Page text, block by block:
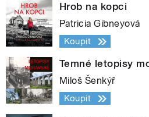
Hrob na kopci
Patricia Gibneyová
Koupit
Temné letopisy
Miloš Šenkýř
Koupit